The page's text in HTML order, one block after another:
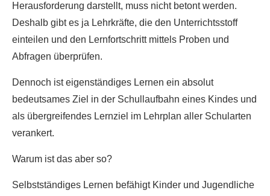
Herausforderung darstellt, muss nicht betont werden.
Deshalb gibt es ja Lehrkräfte, die den Unterrichtsstoff
einteilen und den Lernfortschritt mittels Proben und
Abfragen überprüfen.
Dennoch ist eigenständiges Lernen ein absolut
bedeutsames Ziel in der Schullaufbahn eines Kindes und
als übergreifendes Lernziel im Lehrplan aller Schularten
verankert.
Warum ist das aber so?
Selbstständiges Lernen befähigt Kinder und Jugendliche